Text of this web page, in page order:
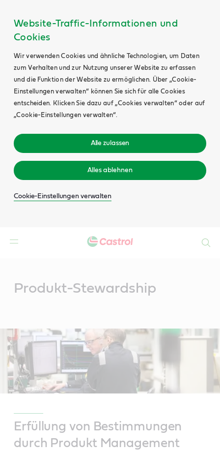
Website-Traffic-Informationen und
Cookies
Wir verwenden Cookies und ähnliche Technologien, um Daten
zum Verhalten und zur Nutzung unserer Website zu erfassen
und die Funktion der Website zu ermöglichen. Über „Cookie-
Einstellungen verwalten“ können Sie sich für alle Cookies
entscheiden. Klicken Sie dazu auf „Cookies verwalten“ oder auf
„Cookie-Einstellungen verwalten“.
Alle zulassen
Alles ablehnen
Cookie-Einstellungen verwalten
Produkt-Stewardship
Erfüllung von Bestimmungen
durch Produkt Management